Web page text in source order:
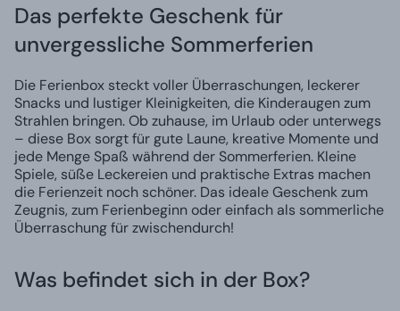
Das perfekte Geschenk für
unvergessliche Sommerferien
Die Ferienbox steckt voller Überraschungen, leckerer
Snacks und lustiger Kleinigkeiten, die Kinderaugen zum
Strahlen bringen. Ob zuhause, im Urlaub oder unterwegs
– diese Box sorgt für gute Laune, kreative Momente und
jede Menge Spaß während der Sommerferien. Kleine
Spiele, süße Leckereien und praktische Extras machen
die Ferienzeit noch schöner. Das ideale Geschenk zum
Zeugnis, zum Ferienbeginn oder einfach als sommerliche
Überraschung für zwischendurch!
Was befindet sich in der Box?